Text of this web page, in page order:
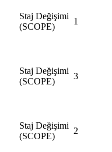
Staj Değişimi
(SCOPE)
1
Staj Değişimi
(SCOPE)
3
Staj Değişimi
(SCOPE)
2